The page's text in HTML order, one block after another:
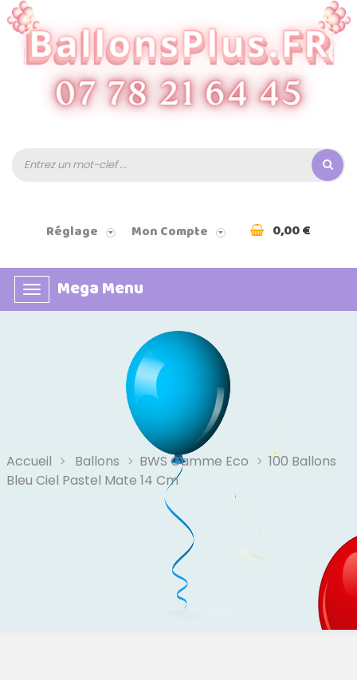
Réglage Mon Compte 0,00 €
Basculer
la
Mega Menu
Accueil Ballons BWS Gamme Eco
100 Ballons
Bleu Ciel Pastel Mate 14 Cm